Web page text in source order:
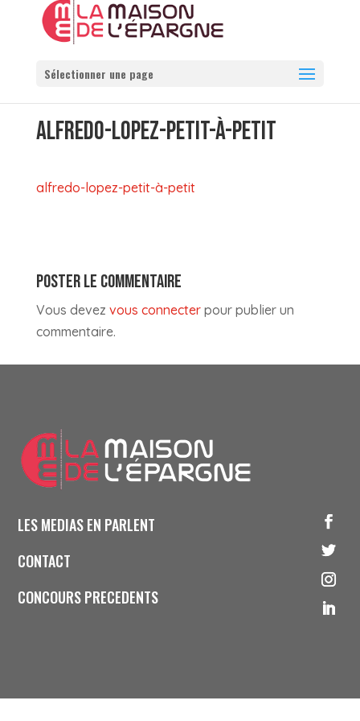
Sélectionner une page
ALFREDO-LOPEZ-PETIT-À-PETIT
alfredo-lopez-petit-à-petit
POSTER LE COMMENTAIRE
Vous devez vous connecterpour publier un
commentaire.
LES MEDIAS EN PARLENT
CONTACT
CONCOURS PRECEDENTS